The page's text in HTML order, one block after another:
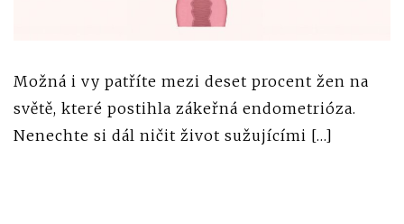
Možná i vy patříte mezi deset procent žen na
světě, které postihla zákeřná endometrióza.
Nenechte si dál ničit život sužujícími […]